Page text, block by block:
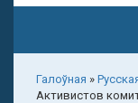
Галоўная »
Активистов